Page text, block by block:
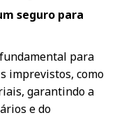
seguro para
para
imprevistos, como
garantindo a
e do